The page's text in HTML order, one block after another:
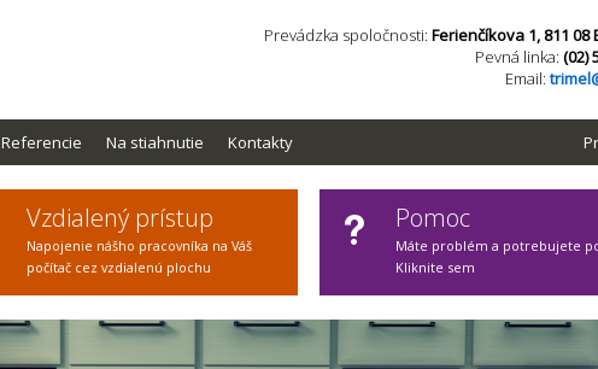
Prevádzka spoločnosti: Ferienčíkova 1, 811 08
Pevná linka: (02)
Email:
Referencie Na stiahnutie Kontakty
Vzdialený prístup
Napojenie nášho pracovníka na Váš
počítač cez vzdialenú plochu
Pomoc
Máte problém a potrebujete
Kliknite sem